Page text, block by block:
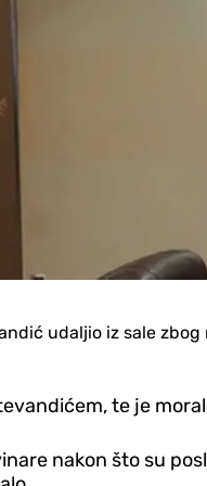
udaljio iz sale
te je
nakon što su